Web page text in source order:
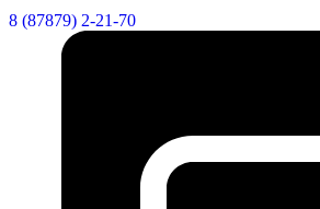
8 (87879) 2-21-70